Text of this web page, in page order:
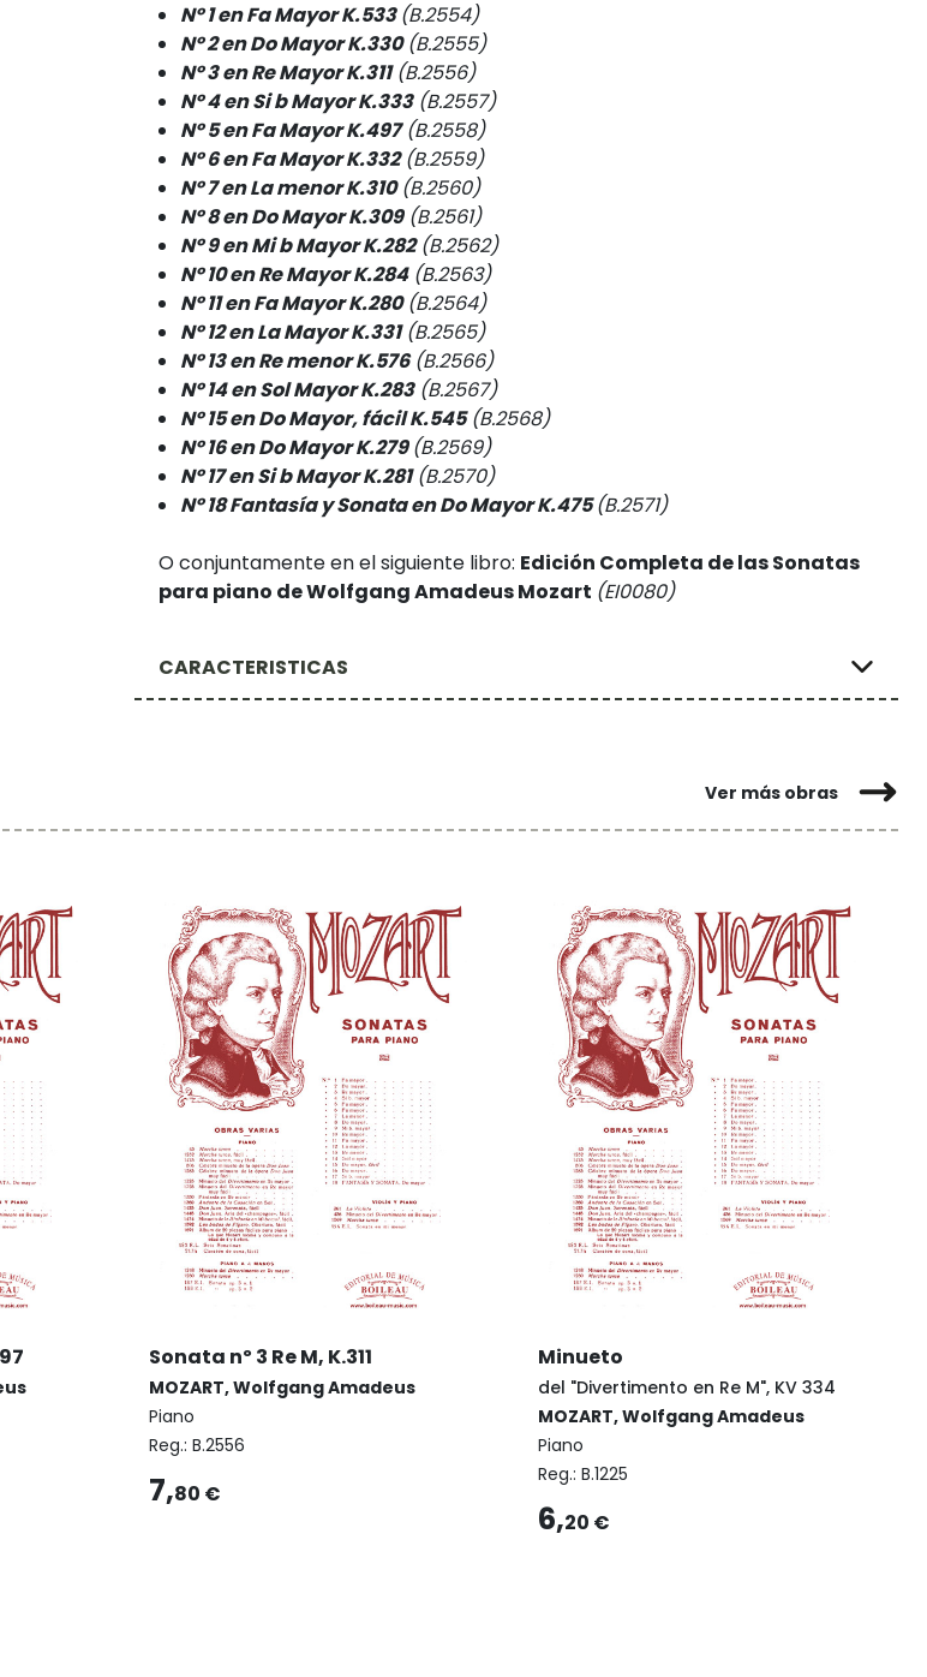
Nº 1 en Fa Mayor K.533 (B.2554)
Nº 2 en Do Mayor K.330 (B.2555)
Nº 3 en Re Mayor K.311 (B.2556)
Nº 4 en Si b Mayor K.333 (B.2557)
Nº 5 en Fa Mayor K.497 (B.2558)
Nº 6 en Fa Mayor K.332 (B.2559)
Nº 7 en La menor K.310 (B.2560)
Nº 8 en Do Mayor K.309 (B.2561)
Nº 9 en Mi b Mayor K.282 (B.2562)
Nº 10 en Re Mayor K.284 (B.2563)
Nº 11 en Fa Mayor K.280 (B.2564)
Nº 12 en La Mayor K.331 (B.2565)
Nº 13 en Re menor K.576 (B.2566)
Nº 14 en Sol Mayor K.283 (B.2567)
Nº 15 en Do Mayor, fácil K.545 (B.2568)
Nº 16 en Do Mayor K.279 (B.2569)
Nº 17 en Si b Mayor K.281 (B.2570)
Nº 18 Fantasía y Sonata en Do Mayor K.475 (B.2571)
O conjuntamente en el siguiente libro: Edición Completa de las Sonatas
para piano de Wolfgang Amadeus Mozart (EI0080)
CARACTERISTICAS
Ver más obras
Sonata nº 3 Re M, K.311
MOZART, Wolfgang Amadeus
Piano
Reg.: B.2556
7,80 €
Minueto
del "Divertimento en Re M", KV 334
MOZART, Wolfgang Amadeus
Piano
Reg.: B.1225
6,20 €